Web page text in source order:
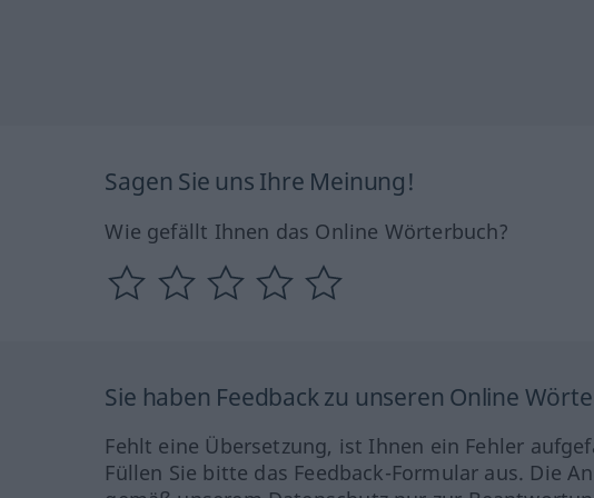
Sagen Sie uns Ihre Meinung!
Wie gefällt Ihnen das Online Wörterbuch?
Sie haben Feedback zu unseren Online
Fehlt eine Übersetzung, ist Ihnen ein Fehler
Füllen Sie bitte das Feedback-Formular aus. Die